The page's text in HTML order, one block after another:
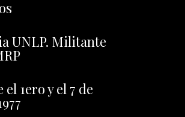
UNLP. Militante
1ero y el 7 de